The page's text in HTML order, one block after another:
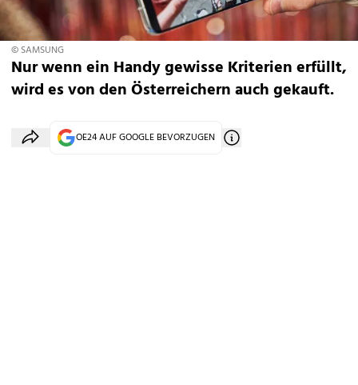
© SAMSUNG
Nur wenn ein Handy gewisse Kriterien erfüllt,
wird es von den Österreichern auch gekauft.
OE24 AUF GOOGLE BEVORZUGEN